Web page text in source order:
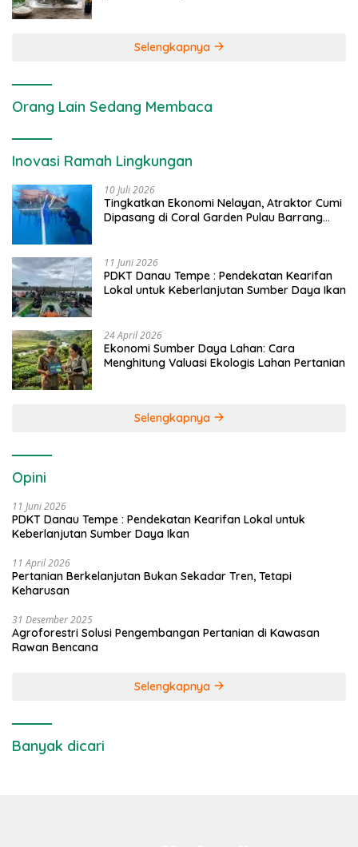
Selengkapnya
Orang Lain Sedang Membaca
Inovasi Ramah Lingkungan
10 Juli 2026
Tingkatkan Ekonomi Nelayan, Atraktor Cumi
Dipasang di Coral Garden Pulau Barrang
11 Juni 2026
PDKT Danau Tempe : Pendekatan Kearifan
Lokal untuk Keberlanjutan Sumber Daya Ikan
24 April 2026
Ekonomi Sumber Daya Lahan: Cara
Menghitung Valuasi Ekologis Lahan Pertanian
Selengkapnya
Opini
11 Juni 2026
PDKT Danau Tempe : Pendekatan Kearifan Lokal untuk
Keberlanjutan Sumber Daya Ikan
11 April 2026
Pertanian Berkelanjutan Bukan Sekadar Tren, Tetapi
Keharusan
31 Desember 2025
Agroforestri Solusi Pengembangan Pertanian di Kawasan
Rawan Bencana
Selengkapnya
Banyak dicari